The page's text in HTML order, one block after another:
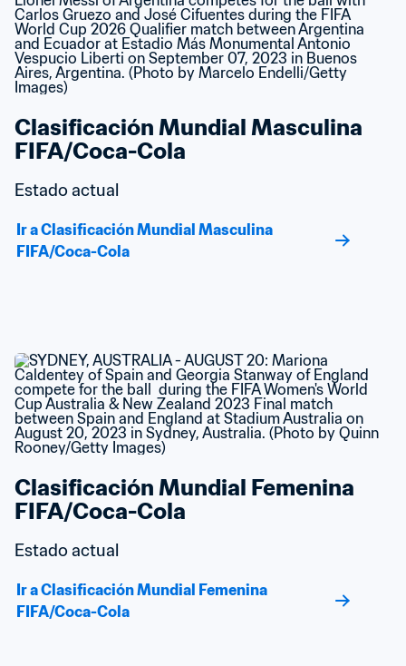
Clasificación Mundial Masculina
FIFA/Coca-Cola
Estado actual
Ir a Clasificación Mundial Masculina
FIFA/Coca-Cola
Clasificación Mundial Femenina
FIFA/Coca-Cola
Estado actual
Ir a Clasificación Mundial Femenina
FIFA/Coca-Cola